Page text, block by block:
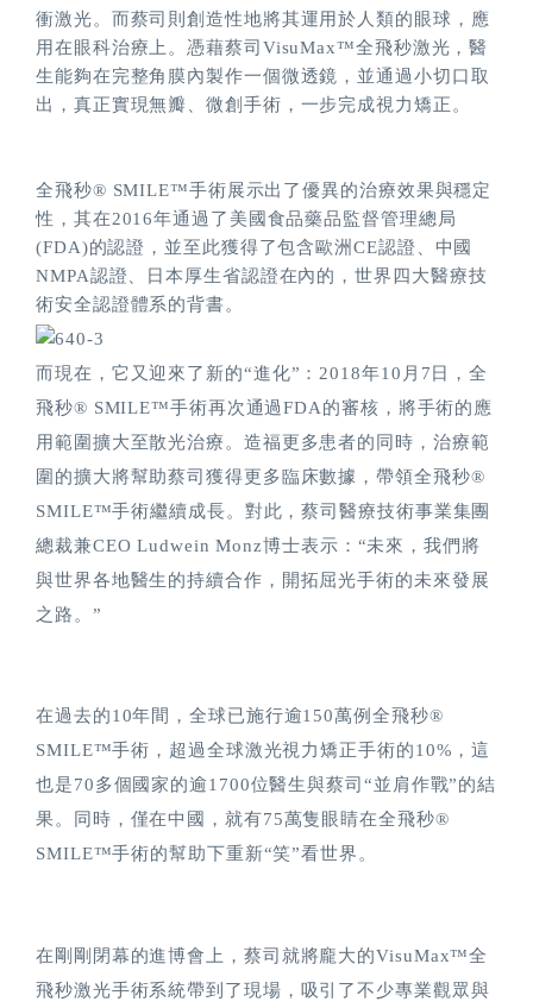
衝激光。而蔡司則創造性地將其運用於人類的眼球，應
用在眼科治療上。憑藉蔡司VisuMax™全飛秒激光，醫
生能夠在完整角膜內製作一個微透鏡，並通過小切口取
出，真正實現無瓣、微創手術，一步完成視力矯正。
全飛秒® SMILE™手術展示出了優異的治療效果與穩定
性，其在2016年通過了美國食品藥品監督管理總局
(FDA)的認證，並至此獲得了包含歐洲CE認證、中國
NMPA認證、日本厚生省認證在內的，世界四大醫療技
術安全認證體系的背書。
而現在，它又迎來了新的“進化”：2018年10月7日，全
飛秒® SMILE™手術再次通過FDA的審核，將手術的應
用範圍擴大至散光治療。造福更多患者的同時，治療範
圍的擴大將幫助蔡司獲得更多臨床數據，帶領全飛秒®
SMILE™手術繼續成長。對此，蔡司醫療技術事業集團
總裁兼CEO Ludwein Monz博士表示：“未來，我們將
與世界各地醫生的持續合作，開拓屈光手術的未來發展
之路。”
在過去的10年間，全球已施行逾150萬例全飛秒®
SMILE™手術，超過全球激光視力矯正手術的10%，這
也是70多個國家的逾1700位醫生與蔡司“並肩作戰”的結
果。同時，僅在中國，就有75萬隻眼睛在全飛秒®
SMILE™手術的幫助下重新“笑”看世界。
在剛剛閉幕的進博會上，蔡司就將龐大的VisuMax™全
飛秒激光手術系統帶到了現場，吸引了不少專業觀眾與